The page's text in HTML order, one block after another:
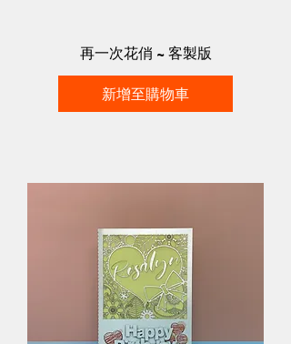
再一次花俏 ~ 客製版
新增至購物車